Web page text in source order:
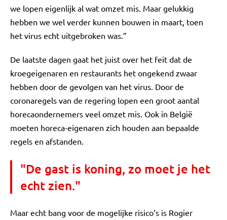
we lopen eigenlijk al wat omzet mis. Maar gelukkig
hebben we wel verder kunnen bouwen in maart, toen
het virus echt uitgebroken was.”
De laatste dagen gaat het juist over het feit dat de
kroegeigenaren en restaurants het ongekend zwaar
hebben door de gevolgen van het virus. Door de
coronaregels van de regering lopen een groot aantal
horecaondernemers veel omzet mis. Ook in België
moeten horeca-eigenaren zich houden aan bepaalde
regels en afstanden.
"De gast is koning, zo moet je het
echt zien."
Maar echt bang voor de mogelijke risico’s is Rogier